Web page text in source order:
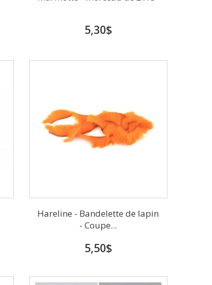
5,30$
Hareline - Bandelette de lapin
- Coupe...
5,50$